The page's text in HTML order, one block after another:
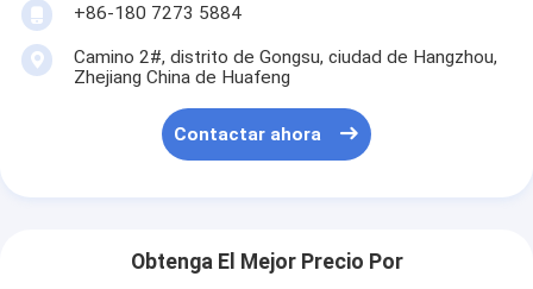
+86-180 7273 5884
Camino 2#, distrito de Gongsu, ciudad de Hangzhou,
Zhejiang China de Huafeng
Contactar ahora
Obtenga El Mejor Precio Por